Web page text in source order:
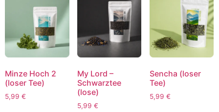
Minze Hoch 2
(loser Tee)
5,99 €
My Lord –
Schwarztee
(lose)
5,99 €
Sencha (loser
Tee)
5,99 €